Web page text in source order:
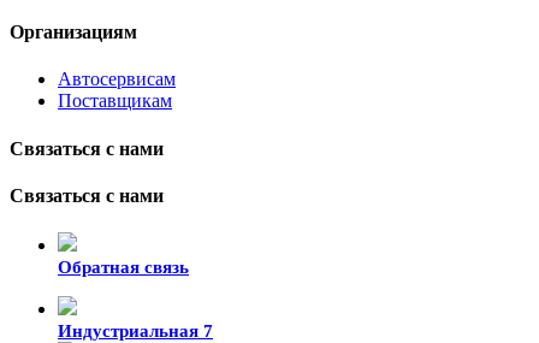
Организациям
Автосервисам
Поставщикам
Связаться с нами
Связаться с нами
Обратная связь
Индустриальная 7